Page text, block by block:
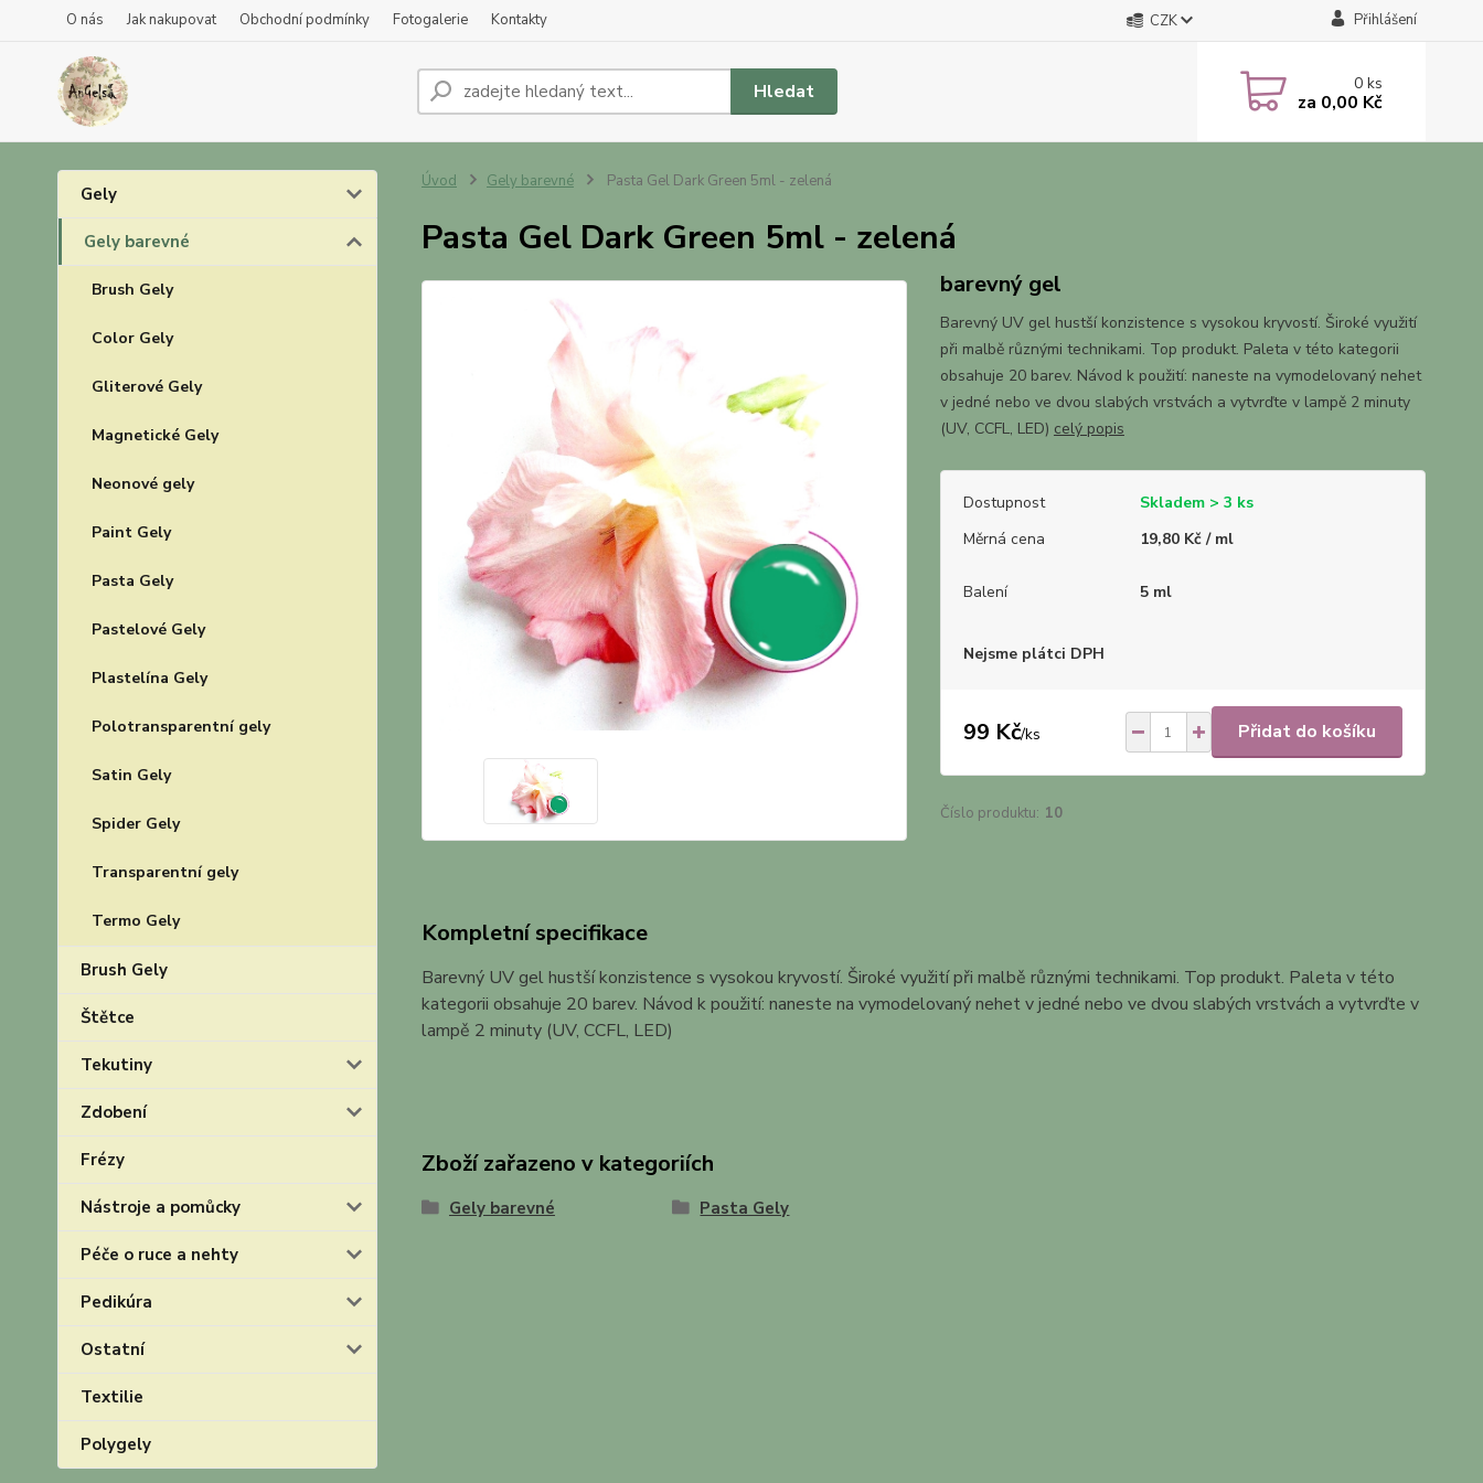
O nás Jak nakupovat Obchodní podmínky Fotogalerie Kontakty CZK Přihlášení
Hledat 0ks
za 0,00 Kč
Gely
Gely barevné
Brush Gely
Color Gely
Gliterové Gely
Magnetické Gely
Neonové gely
Paint Gely
Pasta Gely
Pastelové Gely
Plastelína Gely
Polotransparentní gely
Satin Gely
Spider Gely
Transparentní gely
Termo Gely
Brush Gely
Štětce
Tekutiny
Zdobení
Frézy
Nástroje a pomůcky
Péče o ruce a nehty
Pedikúra
Ostatní
Textilie
Polygely
Úvod Gely barevné Pasta Gel Dark Green 5ml - zelená
Pasta Gel Dark Green 5ml - zelená
barevný gel
Barevný UV gel hustší konzistence s vysokou kryvostí. Široké využití
při malbě různými technikami. Top produkt. Paleta v této kategorii
obsahuje 20 barev. Návod k použití: naneste na vymodelovaný nehet
v jedné nebo ve dvou slabých vrstvách a vytvrďte v lampě 2 minuty
(UV, CCFL, LED) celý popis
Dostupnost
Skladem > 3 ks
Měrná cena
19,80 Kč / ml
Balení 5 ml
Nejsme plátci DPH
99 Kč/ks Přidat do košíku
Číslo produktu: 10
Kompletní specifikace
Barevný UV gel hustší konzistence s vysokou kryvostí. Široké využití při malbě různými technikami. Top produkt. Paleta v této
kategorii obsahuje 20 barev. Návod k použití: naneste na vymodelovaný nehet v jedné nebo ve dvou slabých vrstvách a vytvrďte v
lampě 2 minuty (UV, CCFL, LED)
Zboží zařazeno v kategoriích
Gely barevné Pasta Gely